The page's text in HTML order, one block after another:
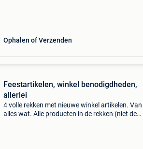
Ophalen of Verzenden
Feestartikelen, winkel benodigdheden,
allerlei
4 volle rekken met nieuwe winkel artikelen. Van
alles wat. Alle producten in de rekken (niet de